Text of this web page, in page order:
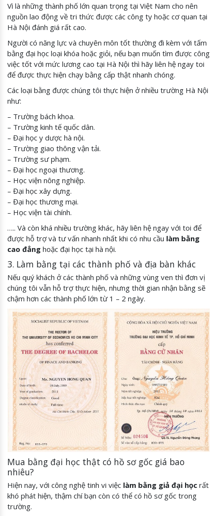
Vì là những thành phố lớn quan trọng tại Việt Nam cho nên
nguồn lao động về tri thức được các công ty hoặc cơ quan tại
Hà Nội đánh giá rất cao.
Người có năng lực và chuyên môn tốt thường đi kèm với tấm
bằng đại học loại khóa hoặc giỏi, nếu bạn muốn tìm được công
việc tốt với mức lương cao tại Hà Nội thì hãy liên hệ ngay toi
để được thực hiện chạy bằng cấp thật nhanh chóng.
Các loại bằng được chúng tôi thực hiện ở nhiều trường Hà Nội
như:
– Trường bách khoa.
– Trường kinh tế quốc dân.
– Đại học y dược hà nội.
– Trường giao thông vận tải.
– Trường sư phạm.
– Đại học ngoại thương.
– Học viện nông nghiệp.
– Đại học xây dựng.
– Đại học thương mại.
– Học viện tài chính.
….. Và còn khá nhiều trường khác, hãy liên hệ ngay với toi để
được hỗ trợ và tư vấn nhanh nhất khi có nhu cầu làm bằng
cao đẳng hoặc đại học tại hà nội.
3. Làm bằng tại các thành phố và địa bàn khác
Nếu quý khách ở các thành phố và những vùng ven thì đơn vị
chúng tôi vẫn hỗ trợ thực hiện, nhưng thời gian nhận bằng sẽ
chậm hơn các thành phố lớn từ 1 – 2 ngày.
Mua bằng đại học thật có hồ sơ gốc giá bao
nhiêu?
Hiện nay, với công nghệ tinh vi việc làm bằng giả đại học rất
khó phát hiện, thậm chí bạn còn có thể có hồ sơ gốc trong
trường.